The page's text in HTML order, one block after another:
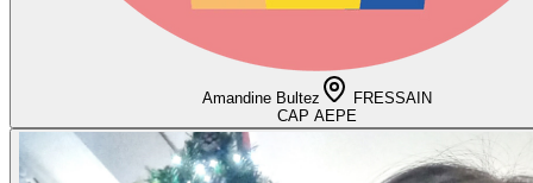
Amandine Bultez
FRESSAIN
CAP AEPE